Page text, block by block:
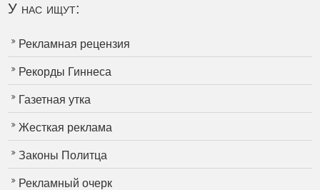
У нас ищут:
Рекламная рецензия
Рекорды Гиннеса
Газетная утка
Жесткая реклама
Законы Политца
Рекламный очерк